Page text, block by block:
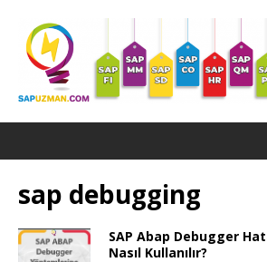
sap debugging
SAP Abap Debugger
Nasıl Kullanılır?